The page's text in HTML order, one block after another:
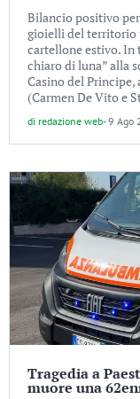
Bilancio positivo
gioielli del territorio
cartellone estivo. In
chiaro di luna” alla
Casino del
(Carmen De Vito e
di redazione web-9 Ago
Tragedia a
muore una